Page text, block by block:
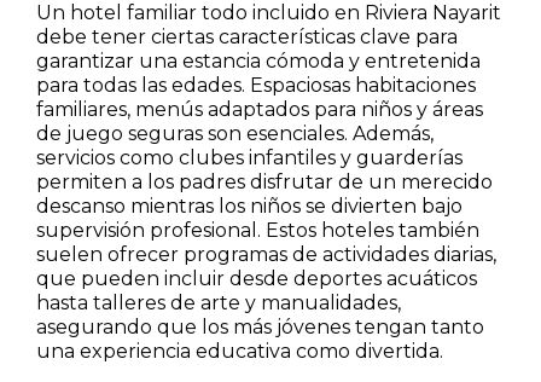
Un hotel familiar todo incluido en Riviera Nayarit
debe tener ciertas características clave para
garantizar una estancia cómoda y entretenida
para todas las edades. Espaciosas habitaciones
familiares, menús adaptados para niños y áreas
de juego seguras son esenciales. Además,
servicios como clubes infantiles y guarderías
permiten a los padres disfrutar de un merecido
descanso mientras los niños se divierten bajo
supervisión profesional. Estos hoteles también
suelen ofrecer programas de actividades diarias,
que pueden incluir desde deportes acuáticos
hasta talleres de arte y manualidades,
asegurando que los más jóvenes tengan tanto
una experiencia educativa como divertida.